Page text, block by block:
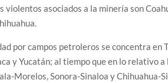
violentos asociados a la minería son
por campos petroleros se concentra en
y Yucatán; al tiempo que en lo relativo
Morelos, Sonora-Sinaloa y Chihuahua-